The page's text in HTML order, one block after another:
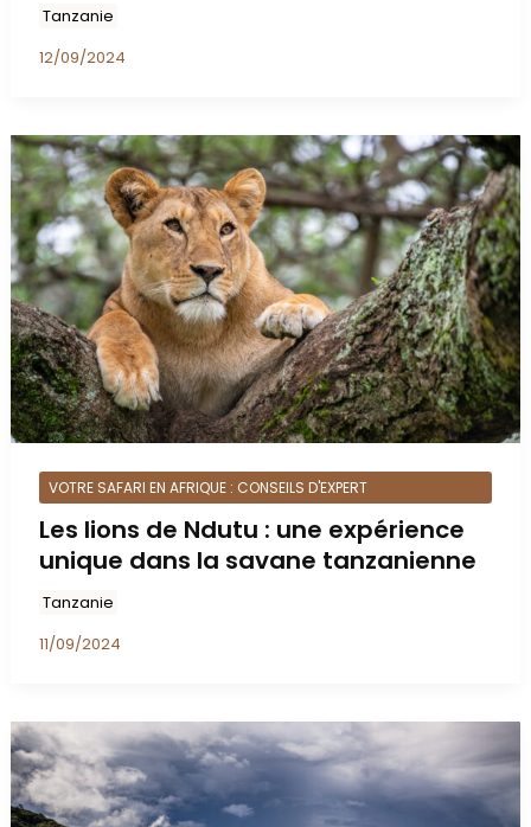
Tanzanie
12/09/2024
VOTRE SAFARI EN AFRIQUE : CONSEILS D'EXPERT
Les lions de Ndutu : une expérience
unique dans la savane tanzanienne
Tanzanie
11/09/2024